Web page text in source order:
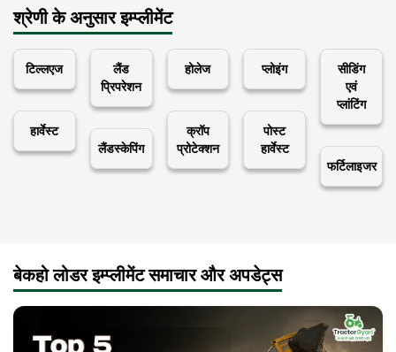
श्रेणी के अनुसार इम्प्लीमेंट
टिल्लएज
हार्वेस्ट
लैंड
प्रिपरेशन
लैंडस्केपिंग
होलेज
क्रॉप
प्रोटेक्शन
प्लोइंग
पोस्ट
हार्वेस्ट
सीडिंग
एवं
प्लांटिंग
फर्टिलाइजर
बेकहो लोडर इम्प्लीमेंट समाचार और अपडेट्स